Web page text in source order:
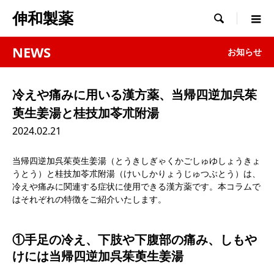
伸和製薬 
NEWS お知らせ
冷えや痛みに用いる漢方薬、当帰四逆加呉茱
萸生姜湯と桂技加苓朮附湯
2024.02.21
当帰四逆加呉茱萸生姜湯（とうきしぎゃくかごしゅゆしょうきょ
うとう）と桂技加苓朮附湯（けいしかりょうじゅつぶとう）は、
冷えや痛みに関連する症状に使用できる漢方薬です。本コラムで
はそれぞれの特徴をご紹介いたします。
①手足の冷え、下肢や下腹部の痛み、しもや
けには当帰四逆加呉茱萸生姜湯